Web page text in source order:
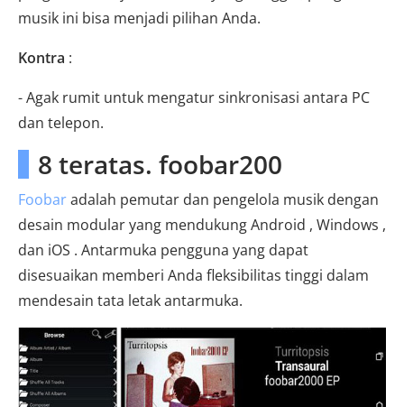
musik ini bisa menjadi pilihan Anda.
Kontra :
- Agak rumit untuk mengatur sinkronisasi antara PC
dan telepon.
8 teratas. foobar200
Foobaradalah pemutar dan pengelola musik dengan
desain modular yang mendukung Android , Windows ,
dan iOS . Antarmuka pengguna yang dapat
disesuaikan memberi Anda fleksibilitas tinggi dalam
mendesain tata letak antarmuka.